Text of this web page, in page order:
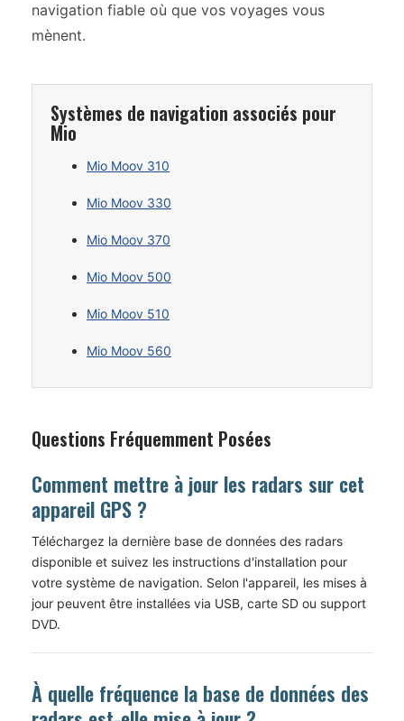
navigation fiable où que vos voyages vous
mènent.
Systèmes de navigation associés pour
Mio
Mio Moov 310
Mio Moov 330
Mio Moov 370
Mio Moov 500
Mio Moov 510
Mio Moov 560
Questions Fréquemment Posées
Comment mettre à jour les radars sur cet
appareil GPS ?
Téléchargez la dernière base de données des radars
disponible et suivez les instructions d'installation pour
votre système de navigation. Selon l'appareil, les mises à
jour peuvent être installées via USB, carte SD ou support
DVD.
À quelle fréquence la base de données des